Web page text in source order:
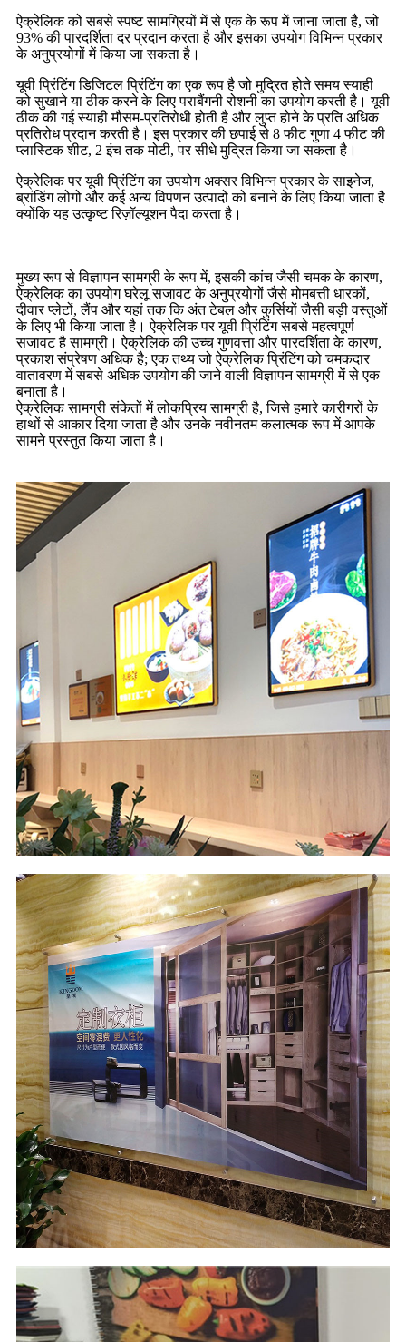
ऐक्रेलिक को सबसे स्पष्ट सामग्रियों में से एक के रूप में जाना जाता है, जो
93% की पारदर्शिता दर प्रदान करता है और इसका उपयोग विभिन्न प्रकार
के अनुप्रयोगों में किया जा सकता है।
यूवी प्रिंटिंग डिजिटल प्रिंटिंग का एक रूप है जो मुद्रित होते समय स्याही
को सुखाने या ठीक करने के लिए पराबैंगनी रोशनी का उपयोग करती है। यूवी
ठीक की गई स्याही मौसम-प्रतिरोधी होती है और लुप्त होने के प्रति अधिक
प्रतिरोध प्रदान करती है। इस प्रकार की छपाई से 8 फीट गुणा 4 फीट की
प्लास्टिक शीट, 2 इंच तक मोटी, पर सीधे मुद्रित किया जा सकता है।
ऐक्रेलिक पर यूवी प्रिंटिंग का उपयोग अक्सर विभिन्न प्रकार के साइनेज,
ब्रांडिंग लोगो और कई अन्य विपणन उत्पादों को बनाने के लिए किया जाता है
क्योंकि यह उत्कृष्ट रिज़ॉल्यूशन पैदा करता है।
मुख्य रूप से विज्ञापन सामग्री के रूप में, इसकी कांच जैसी चमक के कारण,
ऐक्रेलिक का उपयोग घरेलू सजावट के अनुप्रयोगों जैसे मोमबत्ती धारकों,
दीवार प्लेटों, लैंप और यहां तक ​​कि अंत टेबल और कुर्सियों जैसी बड़ी वस्तुओं
के लिए भी किया जाता है। ऐक्रेलिक पर यूवी प्रिंटिंग सबसे महत्वपूर्ण
सजावट है सामग्री। ऐक्रेलिक की उच्च गुणवत्ता और पारदर्शिता के कारण,
प्रकाश संप्रेषण अधिक है; एक तथ्य जो ऐक्रेलिक प्रिंटिंग को चमकदार
वातावरण में सबसे अधिक उपयोग की जाने वाली विज्ञापन सामग्री में से एक
बनाता है।
ऐक्रेलिक सामग्री संकेतों में लोकप्रिय सामग्री है, जिसे हमारे कारीगरों के
हाथों से आकार दिया जाता है और उनके नवीनतम कलात्मक रूप में आपके
सामने प्रस्तुत किया जाता है।